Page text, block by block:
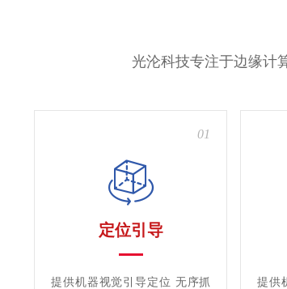
光沦科技专注于边缘计
01
定位引导
提供机器视觉引导定位 无序抓
提供